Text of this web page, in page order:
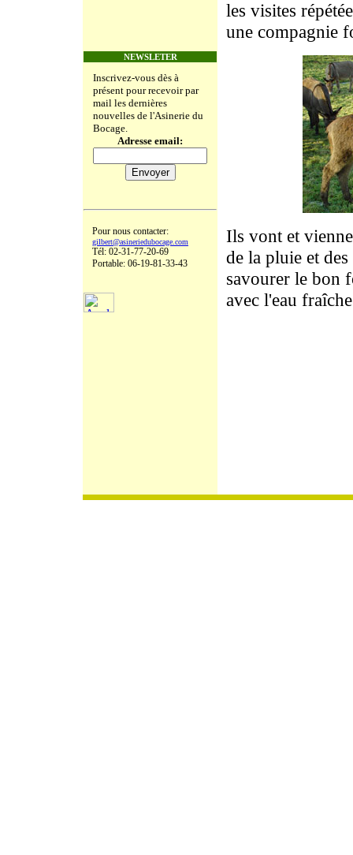
NEWSLETER
Inscrivez-vous dès à
présent pour recevoir par
mail les dernières
nouvelles de l'Asinerie du
Bocage.
Adresse email:
Pour nous contacter:
gilbert@asineriedubocage.com
Tél: 02-31-77-20-69
Portable: 06-19-81-33-43
les visites
une compagnie
Ils vont et
de la pluie et
savourer le bon
avec l'eau